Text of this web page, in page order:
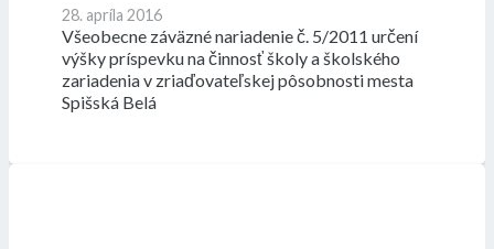
28. apríla 2016
Všeobecne záväzné nariadenie č. 5/2011 určení
výšky príspevku na činnosť školy a školského
zariadenia v zriaďovateľskej pôsobnosti mesta
Spišská Belá